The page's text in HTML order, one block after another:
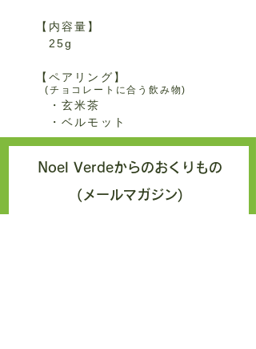
【内容量】
25g
【ペアリング】
(チョコレートに合う飲み物)
・玄米茶
・ベルモット
Noel Verdeからのおくりもの
(メールマガジン)